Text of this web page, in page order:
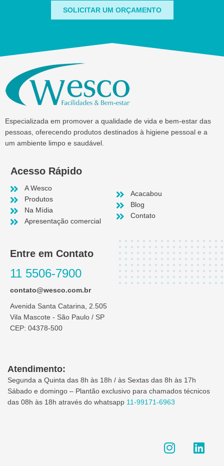
SOLICITAR UM ORÇAMENTO
Especializada em promover a qualidade de vida e bem-estar das
pessoas, oferecendo produtos destinados à higiene pessoal e a
um ambiente limpo e saudável.
Acesso Rápido
A Wesco
Produtos
Na Mídia
Apresentação comercial
Acacabou
Blog
Contato
Entre em Contato
11 5506-7900
contato@wesco.com.br
Avenida Santa Catarina, 2.505
Vila Mascote - São Paulo / SP
CEP: 04378-500
Atendimento:
Segunda a Quinta das 8h às 18h / às Sextas das 8h às 17h
Sábado e domingo – Plantão exclusivo para chamados técnicos
das 08h às 18h através do whatsapp 11-99171-6963
n i